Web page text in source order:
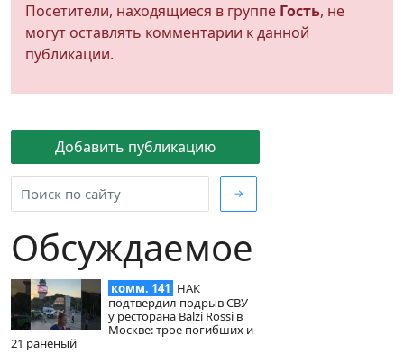
Добавить публикацию
→
Обсуждаемое
комм. 141 НАК
подтвердил подрыв СВУ
у ресторана Balzi Rossi в
Москве: трое погибших и
21 раненый
Посетители, находящиеся в группе Гость, не
могут оставлять комментарии к данной
публикации.